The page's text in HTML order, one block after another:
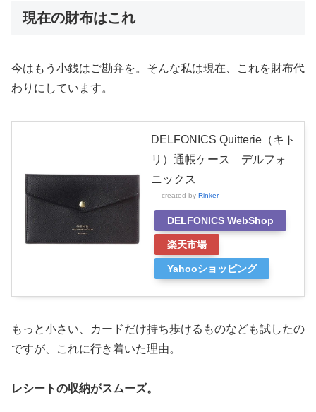
現在の財布はこれ
今はもう小銭はご勘弁を。そんな私は現在、これを財布代
わりにしています。
DELFONICS Quitterie（キト
リ）通帳ケース デルフォ
ニックス
created by Rinker
DELFONICS WebShop
楽天市場
Yahooショッピング
もっと小さい、カードだけ持ち歩けるものなども試したの
ですが、これに行き着いた理由。
レシートの収納がスムーズ。